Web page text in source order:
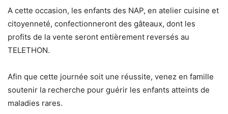
A cette occasion, les enfants des NAP, en atelier cuisine et
citoyenneté, confectionneront des gâteaux, dont les
profits de la vente seront entièrement reversés au
TELETHON.
Afin que cette journée soit une réussite, venez en famille
soutenir la recherche pour guérir les enfants atteints de
maladies rares.